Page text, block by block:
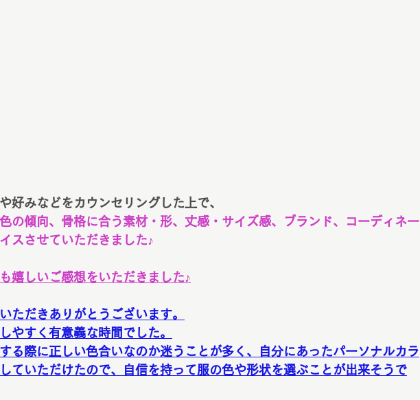
好みなどをカウンセリングした上で、
の傾向、骨格に合う素材・形、丈感・サイズ感、ブランド、コーディネー
スさせていただきました♪
嬉しいご感想をいただきました♪
ただきありがとうございます。
やすく有意義な時間でした。
る際に正しい色合いなのか迷うことが多く、自分にあったパーソナルカラ
ていただけたので、自信を持って服の色や形状を選ぶことが出来そうで